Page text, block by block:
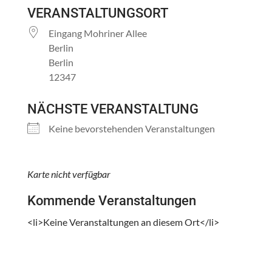
VERANSTALTUNGSORT
Eingang Mohriner Allee
Berlin
Berlin
12347
NÄCHSTE VERANSTALTUNG
Keine bevorstehenden Veranstaltungen
Karte nicht verfügbar
Kommende Veranstaltungen
<li>Keine Veranstaltungen an diesem Ort</li>